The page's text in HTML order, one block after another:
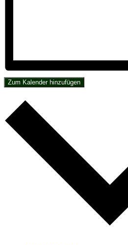
Zum Kalender hinzufügen